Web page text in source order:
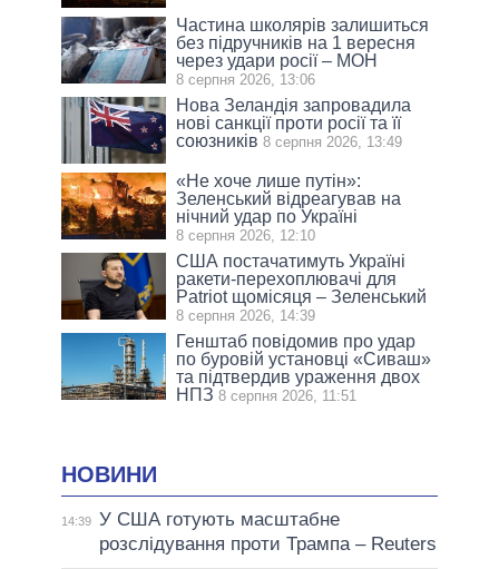
Частина школярів залишиться
без підручників на 1 вересня
через удари росії – МОН
8 серпня 2026, 13:06
Нова Зеландія запровадила
нові санкції проти росії та її
союзників 8 серпня 2026, 13:49
«Не хоче лише путін»:
Зеленський відреагував на
нічний удар по Україні
8 серпня 2026, 12:10
США постачатимуть Україні
ракети-перехоплювачі для
Patriot щомісяця – Зеленський
8 серпня 2026, 14:39
Генштаб повідомив про удар
по буровій установці «Сиваш»
та підтвердив ураження двох
НПЗ 8 серпня 2026, 11:51
НОВИНИ
14:39 У США готують масштабне
розслідування проти Трампа – Reuters